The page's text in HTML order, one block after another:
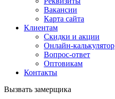
Вакансии
Карта сайта
Клиентам
Скидки и акции
Онлайн-калькулятор
Вопрос-ответ
Оптовикам
Контакты
Вызвать замерщика